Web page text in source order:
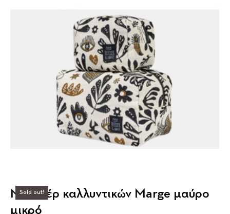
Sold out!
Νεσεσέρ καλλυντικών Marge μαύρο
μικρό